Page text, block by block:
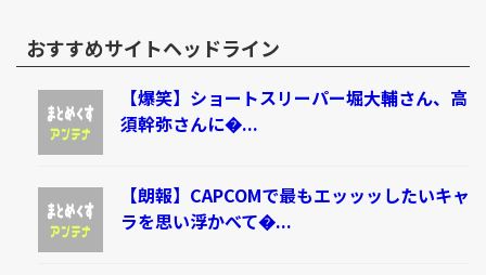
おすすめサイトヘッドライン
【爆笑】ショートスリーパー堀大輔さん、高
須幹弥さんに�...
【朗報】CAPCOMで最もエッッッしたいキャ
ラを思い浮かべて�...